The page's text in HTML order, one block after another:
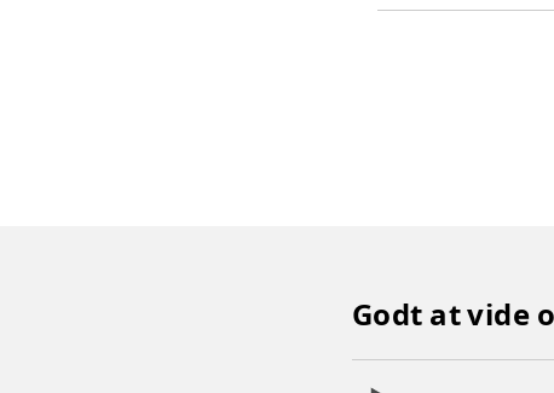
Godt at vide